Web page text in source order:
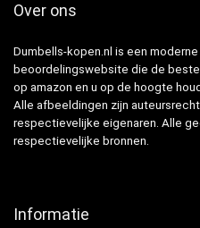
Over ons
Dumbells-kopen.nl is een
beoordelingswebsite die de
op amazon en u op de hoogte
Alle afbeeldingen zijn
respectievelijke eigenaren. Alle
respectievelijke bronnen.
Informatie